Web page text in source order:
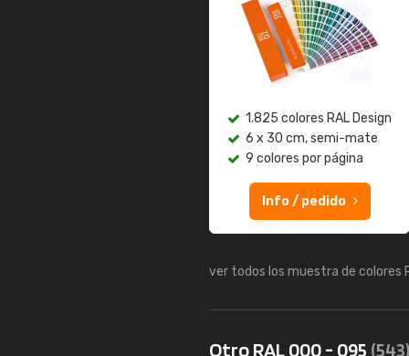
1.825 colores RAL Design
6 x 30 cm, semi-mate
9 colores por página
Info / pedido
ver todos los muestra de colores
Otro RAL 000 - 095 (543)